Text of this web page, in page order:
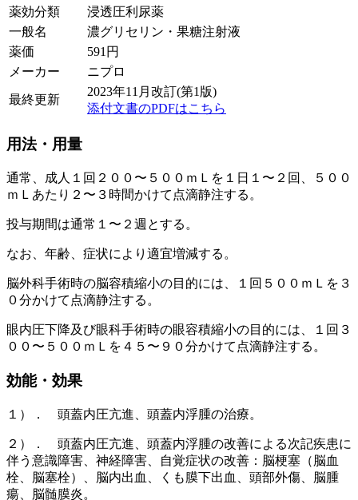
薬効分類
浸透圧利尿薬
一般名
濃グリセリン・果糖注射液
薬価
591 円
メーカー
ニプロ
最終更新
2023年11月改訂(第1版)
添付文書のPDFはこちら
用法・用量
通常、成人１回２００〜５００ｍＬを１日１〜２回、５００
ｍＬあたり２〜３時間かけて点滴静注する。
投与期間は通常１〜２週とする。
なお、年齢、症状により適宜増減する。
脳外科手術時の脳容積縮小の目的には、１回５００ｍＬを３
０分かけて点滴静注する。
眼内圧下降及び眼科手術時の眼容積縮小の目的には、１回３
００〜５００ｍＬを４５〜９０分かけて点滴静注する。
効能・効果
１）． 頭蓋内圧亢進、頭蓋内浮腫の治療。
２）． 頭蓋内圧亢進、頭蓋内浮腫の改善による次記疾患に
伴う意識障害、神経障害、自覚症状の改善：脳梗塞（脳血
栓、脳塞栓）、脳内出血、くも膜下出血、頭部外傷、脳腫
瘍、脳髄膜炎。